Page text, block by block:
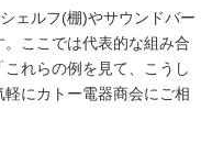
ェルフ(棚)やサウンドバー
ここでは代表的な組み合
れらの例を見て、こうし
にカトー電器商会にご相